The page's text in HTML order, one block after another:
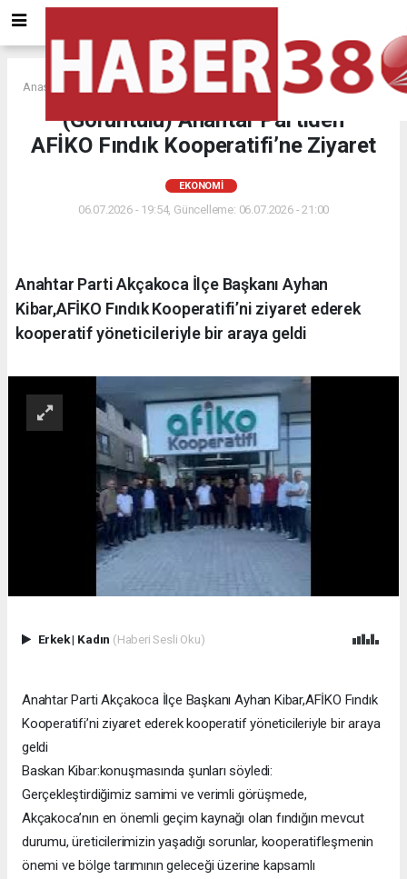
Anasayfa EKONOMİ
(Görüntülü) Anahtar Partiden
AFİKO Fındık Kooperatifi’ne Ziyaret
EKONOMİ
06.07.2026 - 19:54, Güncelleme: 06.07.2026 - 21:00
Anahtar Parti Akçakoca İlçe Başkanı Ayhan
Kibar,AFİKO Fındık Kooperatifi’ni ziyaret ederek
kooperatif yöneticileriyle bir araya geldi
Erkek| Kadın (Haberi Sesli Oku)
Anahtar Parti Akçakoca İlçe Başkanı Ayhan Kibar,AFİKO Fındık
Kooperatifi’ni ziyaret ederek kooperatif yöneticileriyle bir araya
geldi
Baskan Kibar:konuşmasında şunları söyledi:
Gerçekleştirdiğimiz samimi ve verimli görüşmede,
Akçakoca’nın en önemli geçim kaynağı olan fındığın mevcut
durumu, üreticilerimizin yaşadığı sorunlar, kooperatifleşmenin
önemi ve bölge tarımının geleceği üzerine kapsamlı